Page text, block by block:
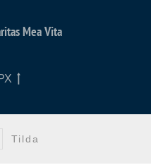
Mea Vita
Tilda